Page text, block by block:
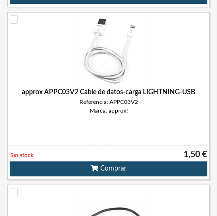
approx APPC03V2 Cable de datos-carga LIGHTNING-USB
Referencia: APPC03V2
Marca: approx!
1,50 €
Sin stock
Comprar